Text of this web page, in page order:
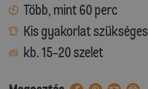
Több, mint 60 perc
Kis gyakorlat szükséges
kb. 15-20 szelet